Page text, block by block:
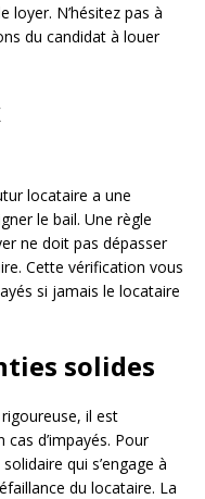
loyer. N’hésitez pas à
du candidat à louer
locataire a une
le bail. Une règle
ne doit pas dépasser
Cette vérification vous
si jamais le locataire
solides
il est
d’impayés. Pour
qui s’engage à
du locataire. La